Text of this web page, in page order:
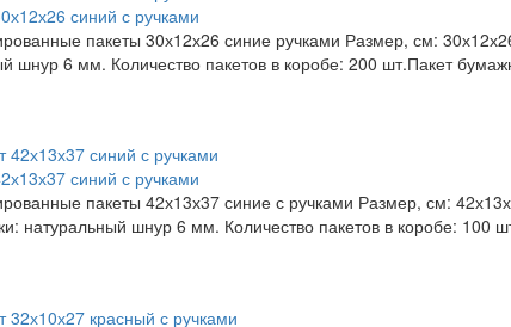
синий с ручками
пакеты 30х12х26 синие ручками Размер, см:
шнур 6 мм. Количество пакетов в коробе: 200 шт.Пакет
синий с ручками
пакеты 42х13х37 синие с ручками Размер, см:
натуральный шнур 6 мм. Количество пакетов в коробе: